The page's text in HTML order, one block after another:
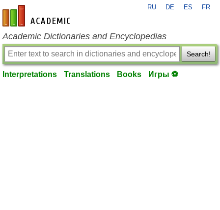
en-academic.com
RU DE ES FR
Academic Dictionaries and Encyclopedias
Search!
Interpretations Translations Books Игры ⚽